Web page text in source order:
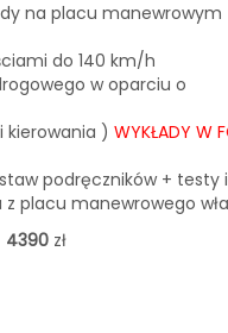
na placu manewrowym
do 140 km/h
w oparciu o
kierowania ) WYKŁADY W
podręczników +
placu manewrowego
4390 zł